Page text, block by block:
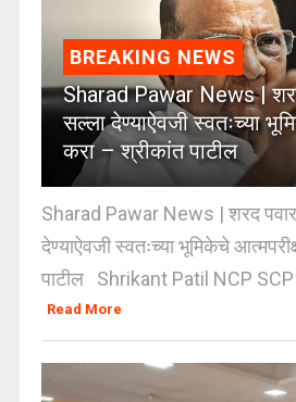
BREAKING NEWS
Sharad Pawar News |
सल्ला देण्याऐवजी स्वतःच्या
करा – श्रीकांत पाटील
Sharad Pawar News | शरद पवार
देण्याऐवजी स्वतःच्या भूमिकेचे
पाटील Shrikant Patil NCP
Read More